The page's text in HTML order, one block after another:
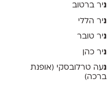
ניר ברטוב
ניר הללי
ניר טובר
ניר כהן
נעה טרלובסקי (אופנת
ברכה)